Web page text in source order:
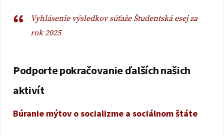
Vyhlásenie výsledkov súťaže Študentská esej za
rok 2025
Podporte pokračovanie ďalších našich
aktivít
Búranie mýtov o socializme a sociálnom štáte